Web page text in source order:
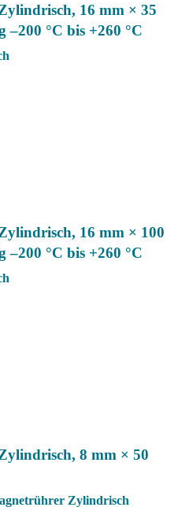
16 mm × 35
–200 °C bis +260 °C
16 mm × 100
–200 °C bis +260 °C
8 mm × 50
Zylindrisch